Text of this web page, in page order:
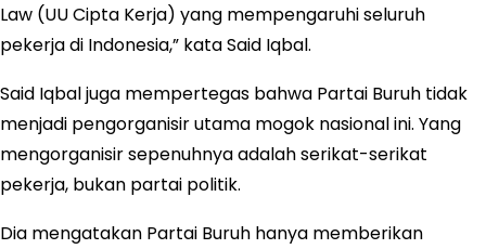
Law (UU Cipta Kerja) yang mempengaruhi seluruh
pekerja di Indonesia,” kata Said Iqbal.
Said Iqbal juga mempertegas bahwa Partai Buruh tidak
menjadi pengorganisir utama mogok nasional ini. Yang
mengorganisir sepenuhnya adalah serikat-serikat
pekerja, bukan partai politik.
Dia mengatakan Partai Buruh hanya memberikan